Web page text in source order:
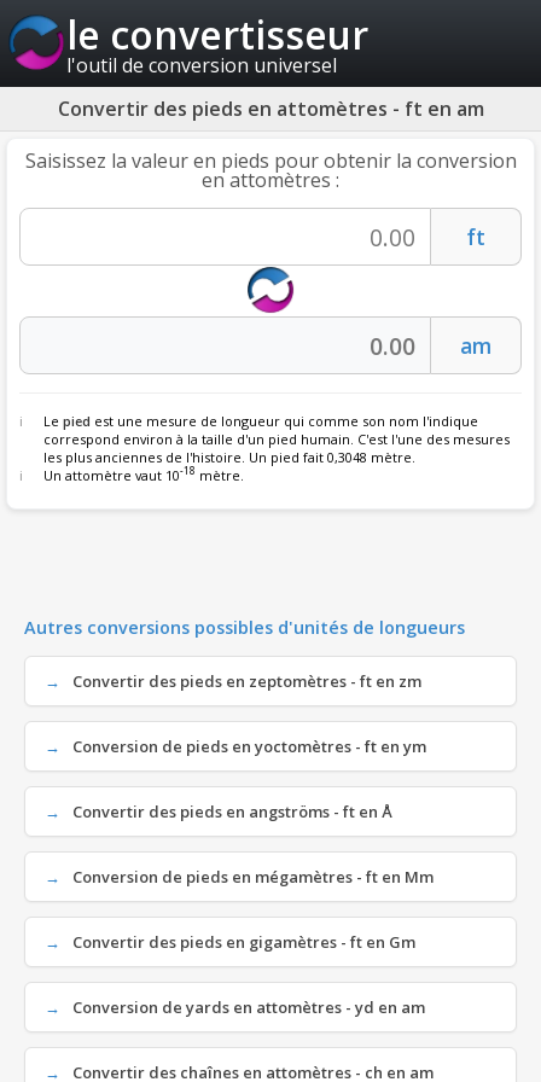
le convertisseur
l'outil de conversion universel
Convertir des pieds en attomètres - ft en am
Saisissez la valeur en pieds pour obtenir la conversion
en attomètres :
Le pied est une mesure de longueur qui comme son nom l'indique
correspond environ à la taille d'un pied humain. C'est l'une des mesures
les plus anciennes de l'histoire. Un pied fait 0,3048 mètre.
Un attomètre vaut 10-18 mètre.
Autres conversions possibles d'unités de longueurs
Convertir des pieds en zeptomètres - ft en zm
Conversion de pieds en yoctomètres - ft en ym
Convertir des pieds en angströms - ft en Å
Conversion de pieds en mégamètres - ft en Mm
Convertir des pieds en gigamètres - ft en Gm
Conversion de yards en attomètres - yd en am
Convertir des chaînes en attomètres - ch en am